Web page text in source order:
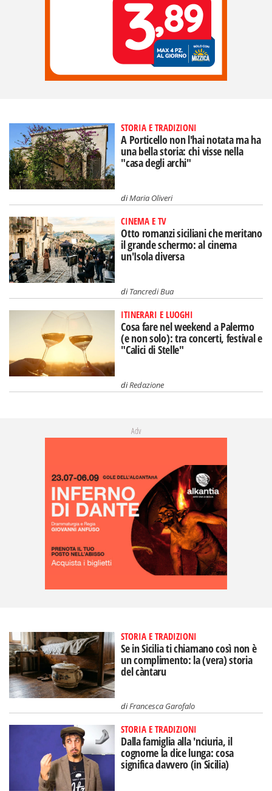
STORIA E TRADIZIONI
A Porticello non l'hai notata ma ha
una bella storia: chi visse nella
"casa degli archi"
diMaria Oliveri
CINEMA E TV
Otto romanzi siciliani che meritano
il grande schermo: al cinema
un'Isola diversa
diTancredi Bua
ITINERARI E LUOGHI
Cosa fare nel weekend a Palermo
(e non solo): tra concerti, festival e
"Calici di Stelle"
diRedazione
Adv
STORIA E TRADIZIONI
Se in Sicilia ti chiamano così non è
un complimento: la (vera) storia
del càntaru
diFrancesca Garofalo
STORIA E TRADIZIONI
Dalla famiglia alla 'nciuria, il
cognome la dice lunga: cosa
significa davvero (in Sicilia)